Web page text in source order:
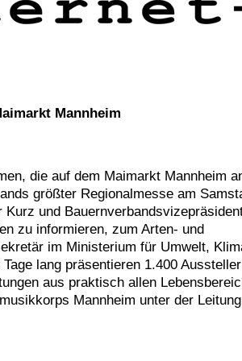
Mannheim
die auf dem Maimarkt Mannheim
größter Regionalmesse am
und
zu informieren, zum Arten- und
im Ministerium für Umwelt,
lang präsentieren 1.400
aus praktisch allen
Mannheim unter der